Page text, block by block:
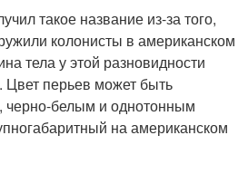
такое название из-за того,
колонисты в американском
тела у этой разновидности
Цвет перьев может быть
черно-белым и однотонным
на американском